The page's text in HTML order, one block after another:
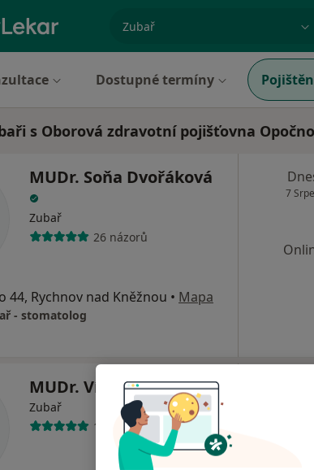
specializace, nemoc nebo
Dostupné termíny
s Oborová zdravotní pojišťovna Opočno
MUDr. Soňa Dvořáková
Zubař
26 názorů
44, Rychnov nad Kněžnou • Mapa
- stomatolog
7
MUDr. Vít Hrubecký
Zubař
14 názorů